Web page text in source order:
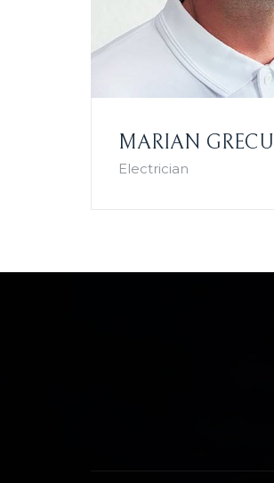
MARIAN GRECU
Electrician